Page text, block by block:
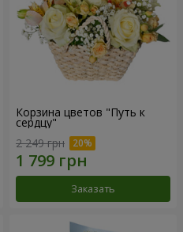
Корзина цветов "Путь к
сердцу"
2 249 грн
Заказать